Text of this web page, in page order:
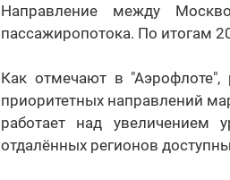
Направление между
пассажиропотока. По итогам
Как отмечают в
приоритетных направлений
работает над увеличением
отдалённых регионов